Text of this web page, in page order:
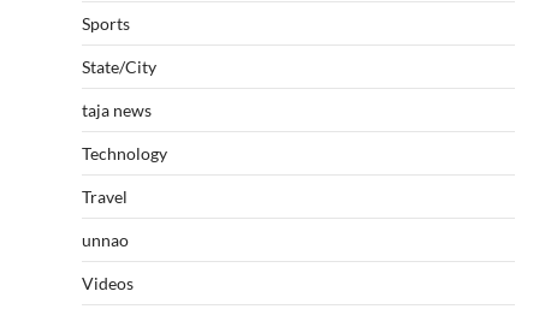
Sports
State/City
taja news
Technology
Travel
unnao
Videos